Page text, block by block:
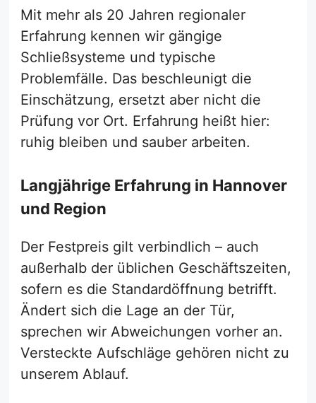
Mit mehr als 20 Jahren regionaler
Erfahrung kennen wir gängige
Schließsysteme und typische
Problemfälle. Das beschleunigt die
Einschätzung, ersetzt aber nicht die
Prüfung vor Ort. Erfahrung heißt hier:
ruhig bleiben und sauber arbeiten.
Langjährige Erfahrung in Hannover
und Region
Der Festpreis gilt verbindlich – auch
außerhalb der üblichen Geschäftszeiten,
sofern es die Standardöffnung betrifft.
Ändert sich die Lage an der Tür,
sprechen wir Abweichungen vorher an.
Versteckte Aufschläge gehören nicht zu
unserem Ablauf.